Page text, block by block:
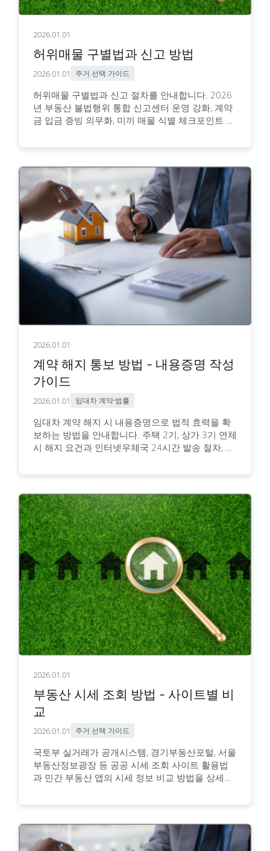
2026.01.01
허위매물 구별법과 신고 방법
2026.01.01 주거 선택 가이드
허위매물 구별법과 신고 절차를 안내합니다. 2026
년 부동산 불법행위 통합 신고센터 운영 강화, 계약
금 입금 증빙 의무화, 미끼 매물 식별 체크포인트 5
2026.01.01
계약 해지 통보 방법 - 내용증명 작성
가이드
2026.01.01 임대차 계약·법률
임대차 계약 해지 시 내용증명으로 법적 효력을 확
보하는 방법을 안내합니다. 주택 2기, 상가 3기 연체
시 해지 요건과 인터넷우체국 24시간 발송 절차, 필
2026.01.01
부동산 시세 조회 방법 - 사이트별 비
교
2026.01.01 주거 선택 가이드
국토부 실거래가 공개시스템, 경기부동산포털, 서울
부동산정보광장 등 공공 시세 조회 사이트 활용법
과 민간 부동산 앱의 시세 정보 비교 방법을 상세히